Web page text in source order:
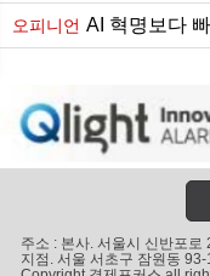
오피니언 AI 혁명보다
주소 : 본사. 서울시 신반포
지점. 서울 서초구 잠원동